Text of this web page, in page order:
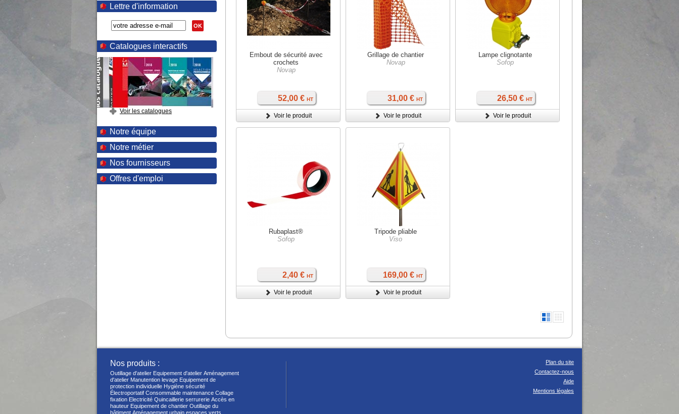
Lettre d'information
OK
Catalogues interactifs
Voir les catalogues
Notre équipe
Notre métier
Nos fournisseurs
Offres d'emploi
Embout de sécurité avec
crochets
Novap
52,00 € HT
Voir le produit
Grillage de chantier
Novap
31,00 € HT
Voir le produit
Lampe clignotante
Sofop
26,50 € HT
Voir le produit
Rubaplast®
Sofop
2,40 € HT
Voir le produit
Tripode pliable
Viso
169,00 € HT
Voir le produit
Plan du site
Contactez-nous
Aide
Mentions légales
Nos produits :
Outillage d'atelier Equipement d'atelier Aménagement
d'atelier Manutention levage Equipement de
protection individuelle Hygiène sécurité
Électroportatif Consommable maintenance Collage
fixation Electricité Quincaillerie serrurerie Accès en
hauteur Equipement de chantier Outillage du
bâtiment Aménagement urbain espaces verts